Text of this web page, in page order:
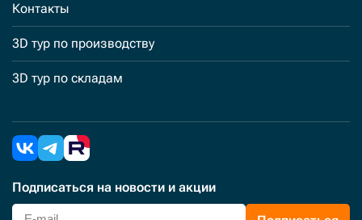
Контакты
3D тур по производству
3D тур по складам
Подписаться на новости и акции